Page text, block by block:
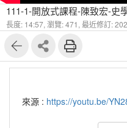
111-1-開放式課程-陳致宏-史
長度: 14:57, 瀏覽: 471, 最近修訂:
來源 : https://youtu.be/